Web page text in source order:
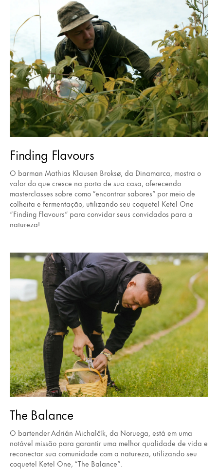
Finding Flavours
O barman Mathias Klausen Broksø, da Dinamarca, mostra o
valor do que cresce na porta de sua casa, oferecendo
masterclasses sobre como “encontrar sabores” por meio de
colheita e fermentação, utilizando seu coquetel Ketel One
“Finding Flavours” para convidar seus convidados para a
natureza!
The Balance
O bartender Adrián Michalčík, da Noruega, está em uma
notável missão para garantir uma melhor qualidade de vida e
reconectar sua comunidade com a natureza, utilizando seu
coquetel Ketel One, “The Balance”.